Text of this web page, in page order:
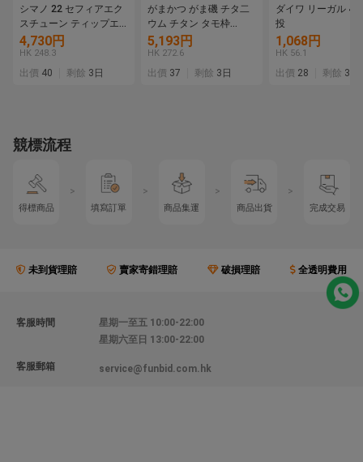
シマノ 22 セフィアエク
スチューン ティップエ
ギング S68MH-S 美品
4,730円
HK 248.3
出價 40 剩餘 3日
がまかつ がま磯 チタ二
ウム チタン タモ枠
45cm タモ網付 タモケー
ス付属
5,193円
HK 272.6
出價 37 剩餘 3日
ダイワ リーガル 4-
投
1,068円
HK 56.1
出價 28 剩餘 3日
競標流程
得標商品
>
填寫訂單
>
商品集運
>
商品出貨
>
完成交易
未到貨理賠 賣家寄錯理賠 破損理賠 全透明費用
客服時間
星期一至五 10:00-22:00
星期六至日 13:00-22:00
客服郵箱 service@funbid.com.hk